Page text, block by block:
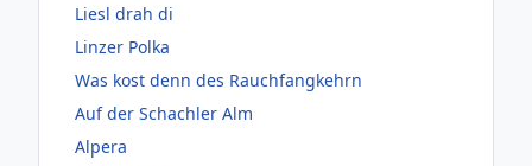
Liesl drah di
Linzer Polka
Was kost denn des Rauchfangkehrn
Auf der Schachler Alm
Alpera